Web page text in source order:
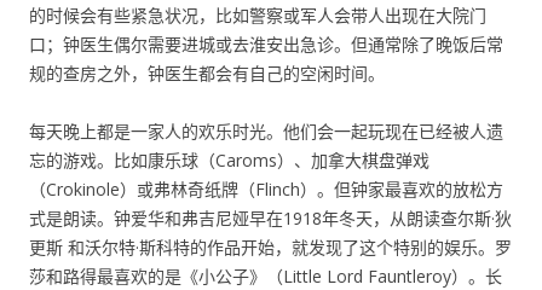
的时候会有些紧急状况，比如警察或军人会带人出现在大院门
口；钟医生偶尔需要进城或去淮安出急诊。但通常除了晚饭后常
规的查房之外，钟医生都会有自己的空闲时间。
每天晚上都是一家人的欢乐时光。他们会一起玩现在已经被人遗
忘的游戏。比如康乐球（Caroms）、加拿大棋盘弹戏
（Crokinole）或弗林奇纸牌（Flinch）。但钟家最喜欢的放松方
式是朗读。钟爱华和弗吉尼娅早在1918年冬天，从朗读查尔斯·狄
更斯 和沃尔特·斯科特的作品开始，就发现了这个特别的娱乐。罗
莎和路得最喜欢的是《小公子》（Little Lord Fauntleroy）。长